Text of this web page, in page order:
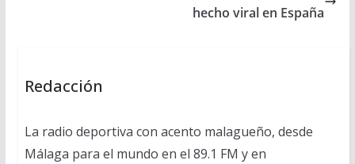
hecho viral en España
Redacción
La radio deportiva con acento malagueño, desde
Málaga para el mundo en el 89.1 FM y en